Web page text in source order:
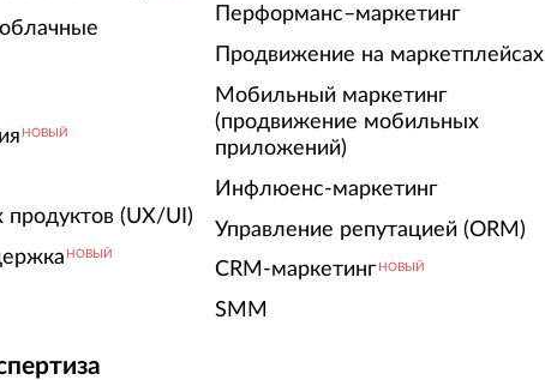
НОВЫЙ
(UX/UI)
НОВЫЙ
Перформанс–маркетинг
Продвижение на маркетплейсах
Мобильный маркетинг
(продвижение мобильных
приложений)
Инфлюенс-маркетинг
Управление репутацией (ORM)
CRM-маркетинг НОВЫЙ
SMM